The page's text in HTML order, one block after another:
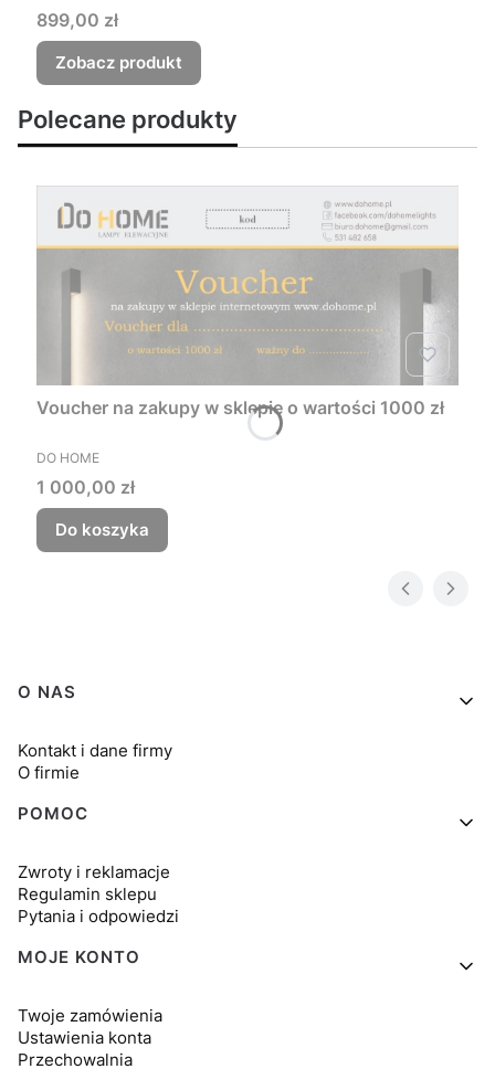
Cena
899,00 zł
Zobacz produkt
Polecane produkty
Voucher na zakupy w sklepie o wartości 1000 zł
PRODUCENT
DO HOME
Cena
1 000,00 zł
Do koszyka
Linki w stopce
O NAS
Kontakt i dane firmy
O firmie
POMOC
Zwroty i reklamacje
Regulamin sklepu
Pytania i odpowiedzi
MOJE KONTO
Twoje zamówienia
Ustawienia konta
Przechowalnia